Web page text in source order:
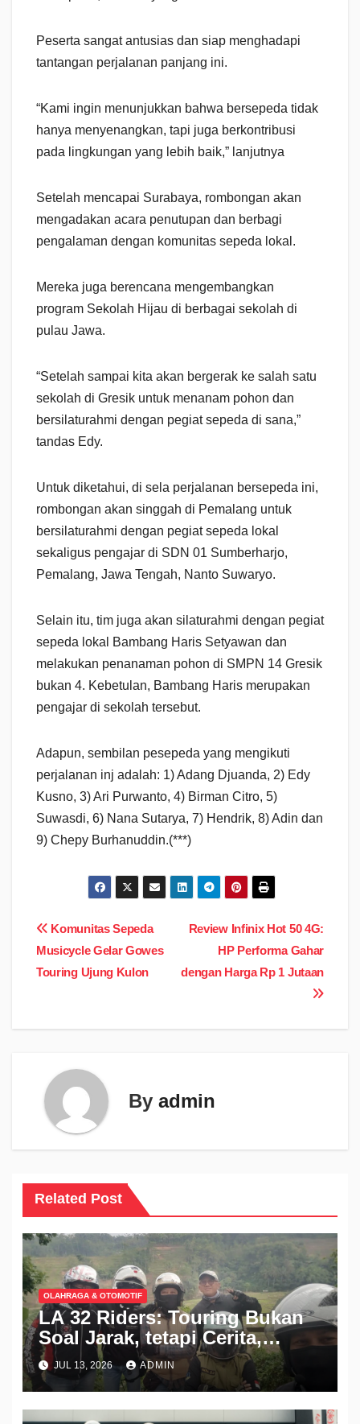
Peserta sangat antusias dan siap menghadapi
tantangan perjalanan panjang ini.
“Kami ingin menunjukkan bahwa bersepeda tidak
hanya menyenangkan, tapi juga berkontribusi
pada lingkungan yang lebih baik,” lanjutnya
Setelah mencapai Surabaya, rombongan akan
mengadakan acara penutupan dan berbagi
pengalaman dengan komunitas sepeda lokal.
Mereka juga berencana mengembangkan
program Sekolah Hijau di berbagai sekolah di
pulau Jawa.
“Setelah sampai kita akan bergerak ke salah satu
sekolah di Gresik untuk menanam pohon dan
bersilaturahmi dengan pegiat sepeda di sana,”
tandas Edy.
Untuk diketahui, di sela perjalanan bersepeda ini,
rombongan akan singgah di Pemalang untuk
bersilaturahmi dengan pegiat sepeda lokal
sekaligus pengajar di SDN 01 Sumberharjo,
Pemalang, Jawa Tengah, Nanto Suwaryo.
Selain itu, tim juga akan silaturahmi dengan pegiat
sepeda lokal Bambang Haris Setyawan dan
melakukan penanaman pohon di SMPN 14 Gresik
bukan 4. Kebetulan, Bambang Haris merupakan
pengajar di sekolah tersebut.
Adapun, sembilan pesepeda yang mengikuti
perjalanan inj adalah: 1) Adang Djuanda, 2) Edy
Kusno, 3) Ari Purwanto, 4) Birman Citro, 5)
Suwasdi, 6) Nana Sutarya, 7) Hendrik, 8) Adin dan
9) Chepy Burhanuddin.(***)
Navigasi
pos
Review Infinix Hot 50 4G:
HP Performa Gahar
dengan Harga Rp 1 Jutaan
Komunitas Sepeda
Musicycle Gelar Gowes
Touring Ujung Kulon
By admin
Related Post
OLAHRAGA & OTOMOTIF
LA 32 Riders: Touring Bukan
Soal Jarak, tetapi Cerita,
Persaudaraan, dan
Kehangatan Kampung
JUL 13, 2026 ADMIN